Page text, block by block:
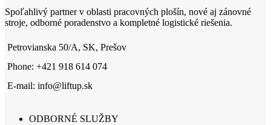
Spoľahlivý partner v oblasti pracovných plošín, nové aj zánovné
stroje, odborné poradenstvo a kompletné logistické riešenia.
Petrovianska 50/A, SK, Prešov
Phone: +421 918 614 074
E-mail: info@liftup.sk
ODBORNÉ SLUŽBY